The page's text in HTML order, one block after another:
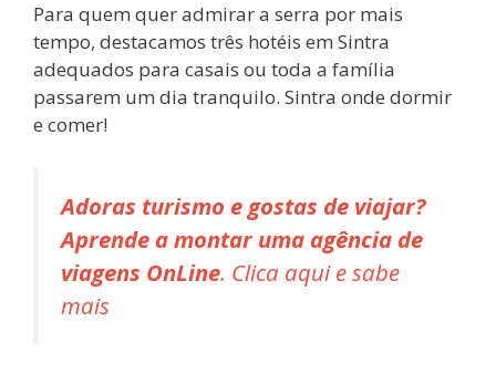
Para quem quer admirar a serra por mais
tempo, destacamos três hotéis em Sintra
adequados para casais ou toda a família
passarem um dia tranquilo. Sintra onde dormir
e comer!
Adoras turismo e gostas de viajar?
Aprende a montar uma agência de
viagens OnLine. Clica aqui e sabe
mais